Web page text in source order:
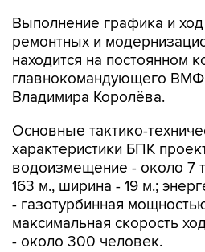
Выполнение графика и
ремонтных и
находится на постоянном
главнокомандующего ВМФ
Владимира Королёва.
Основные тактико-
характеристики БПК
водоизмещение - около 7
163 м., ширина - 19 м.;
- газотурбинная
максимальная скорость
- около 300 человек.